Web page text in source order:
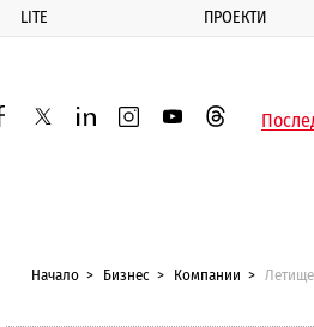
LITE ПРОЕКТИ
twitterlinkedininstagram
youtubethreads
Начало Бизнес Компании